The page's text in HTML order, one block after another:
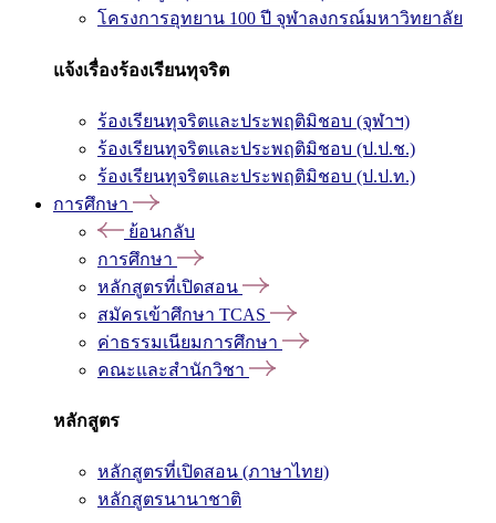
โครงการอุทยาน 100 ปี จุฬาลงกรณ์มหาวิทยาลัย
แจ้งเรื่องร้องเรียนทุจริต
ร้องเรียนทุจริตและประพฤติมิชอบ (จุฬาฯ)
ร้องเรียนทุจริตและประพฤติมิชอบ (ป.ป.ช.)
ร้องเรียนทุจริตและประพฤติมิชอบ (ป.ป.ท.)
การศึกษา
ย้อนกลับ
การศึกษา
หลักสูตรที่เปิดสอน
สมัครเข้าศึกษา TCAS
ค่าธรรมเนียมการศึกษา
คณะและสำนักวิชา
หลักสูตร
หลักสูตรที่เปิดสอน (ภาษาไทย)
หลักสูตรนานาชาติ